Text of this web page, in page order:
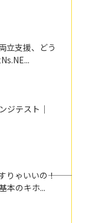
立支援、どう
ジテスト｜
ゃいいの―――！
本のキホ...